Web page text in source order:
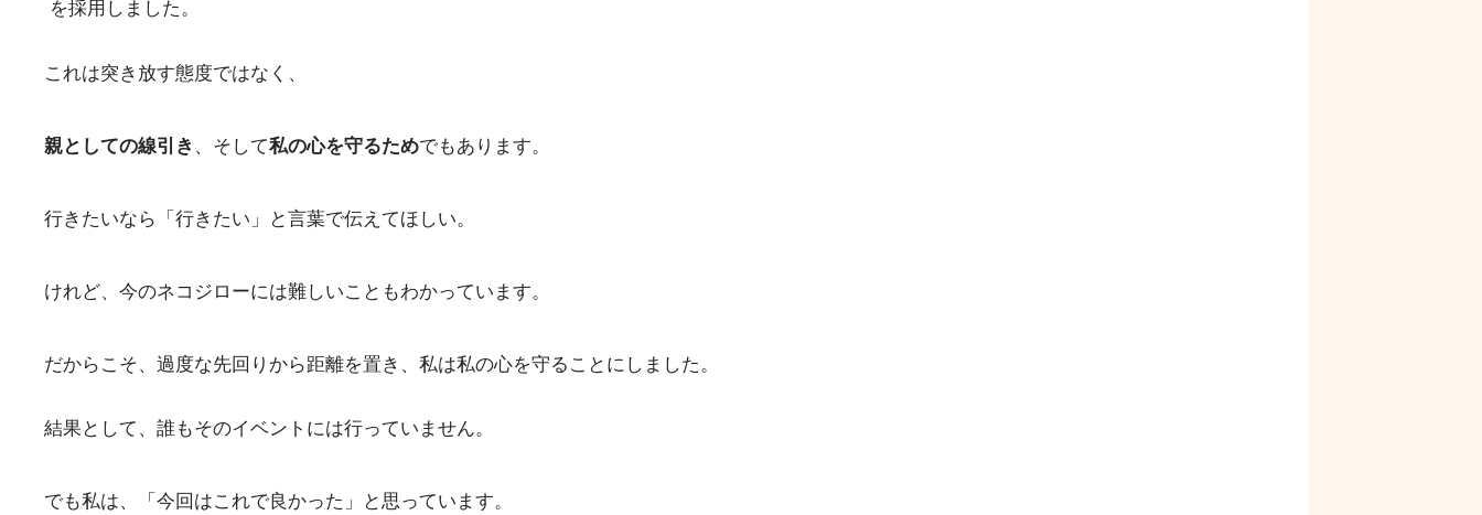
を採用しました。
これは突き放す態度ではなく、
親としての線引き 、そして私の心を守るためでもあります。
行きたいなら「行きたい」と言葉で伝えてほしい。
けれど、今のネコジローには難しいこともわかっています。
だからこそ、過度な先回りから距離を置き、私は私の心を守ることにしました。
結果として、誰もそのイベントには行っていません。
でも私は、「今回はこれで良かった」と思っています。